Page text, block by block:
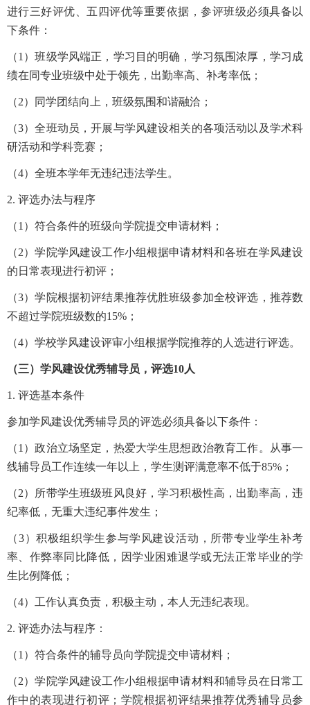
进行三好评优、五四评优等重要依据，参评班级必须具备以
下条件：
（1）班级学风端正，学习目的明确，学习氛围浓厚，学习成
绩在同专业班级中处于领先，出勤率高、补考率低；
（2）同学团结向上，班级氛围和谐融洽；
（3）全班动员，开展与学风建设相关的各项活动以及学术科
研活动和学科竞赛；
（4）全班本学年无违纪违法学生。
2. 评选办法与程序
（1）符合条件的班级向学院提交申请材料；
（2）学院学风建设工作小组根据申请材料和各班在学风建设
的日常表现进行初评；
（3）学院根据初评结果推荐优胜班级参加全校评选，推荐数
不超过学院班级数的15%；
（4）学校学风建设评审小组根据学院推荐的人选进行评选。
（三）学风建设优秀辅导员，评选10人
1. 评选基本条件
参加学风建设优秀辅导员的评选必须具备以下条件：
（1）政治立场坚定，热爱大学生思想政治教育工作。从事一
线辅导员工作连续一年以上，学生测评满意率不低于85%；
（2）所带学生班级班风良好，学习积极性高，出勤率高，违
纪率低，无重大违纪事件发生；
（3）积极组织学生参与学风建设活动，所带专业学生补考
率、作弊率同比降低，因学业困难退学或无法正常毕业的学
生比例降低；
（4）工作认真负责，积极主动，本人无违纪表现。
2. 评选办法与程序：
（1）符合条件的辅导员向学院提交申请材料；
（2）学院学风建设工作小组根据申请材料和辅导员在日常工
作中的表现进行初评；学院根据初评结果推荐优秀辅导员参